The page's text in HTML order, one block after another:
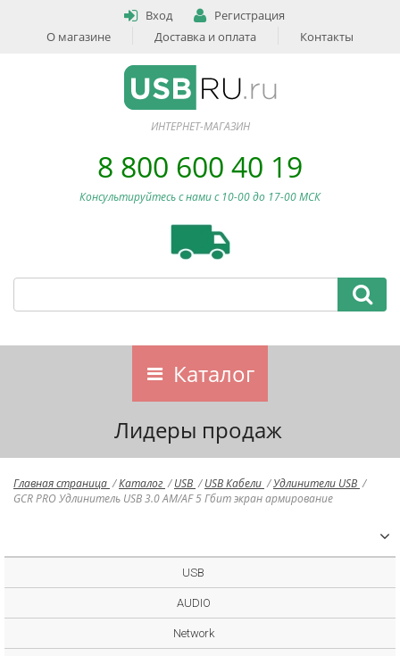
Вход
Регистрация
О магазине
Доставка и оплата Контакты
ИНТЕРНЕТ-МАГАЗИН
8 800 600 40 19
Консультируйтесь с нами c 10-00 до 17-00 МСК
Каталог
Лидеры продаж
Главная страница /Каталог / USB / USB Кабели /Удлинители USB /
GCR PRO Удлинитель USB 3.0 AM/AF 5 Гбит экран армирование
USB
AUDIO
Network